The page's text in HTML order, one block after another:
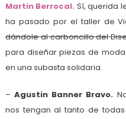
Martin Berrocal. Sí, querida
ha pasado por el taller de
dándole al carboncillo del
para diseñar piezas de
en una subasta solidaria.
–Agustin Banner Bravo.
nos tengan al tanto de